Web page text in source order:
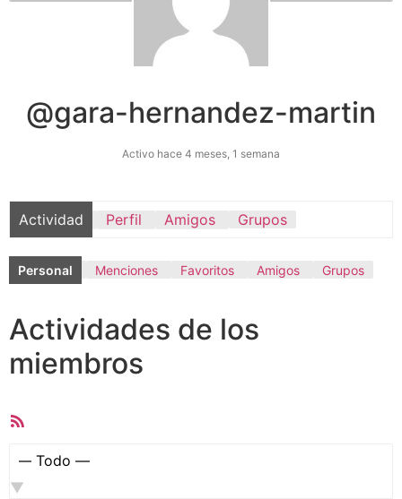
@gara-hernandez-martin
Activo hace 4 meses, 1 semana
Actividad Perfil Amigos Grupos
Personal Menciones Favoritos Amigos Grupos
Actividades de los
miembros
Mostrar: